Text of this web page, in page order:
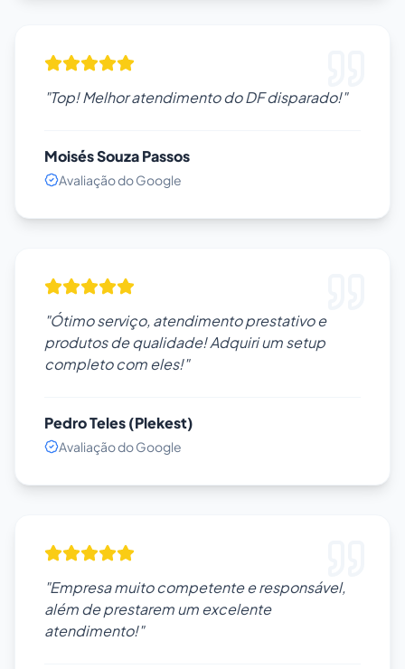
"Top! Melhor atendimento do DF disparado!"
Moisés Souza Passos
Avaliação do Google
"Ótimo serviço, atendimento prestativo e
produtos de qualidade! Adquiri um setup
completo com eles!"
Pedro Teles (Plekest)
Avaliação do Google
"Empresa muito competente e responsável,
além de prestarem um excelente
atendimento!"